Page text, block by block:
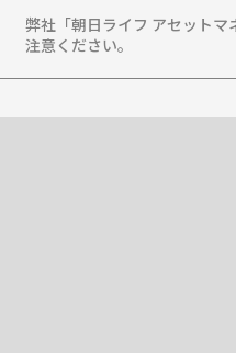
弊社「朝日ライフ アセット
注意ください。